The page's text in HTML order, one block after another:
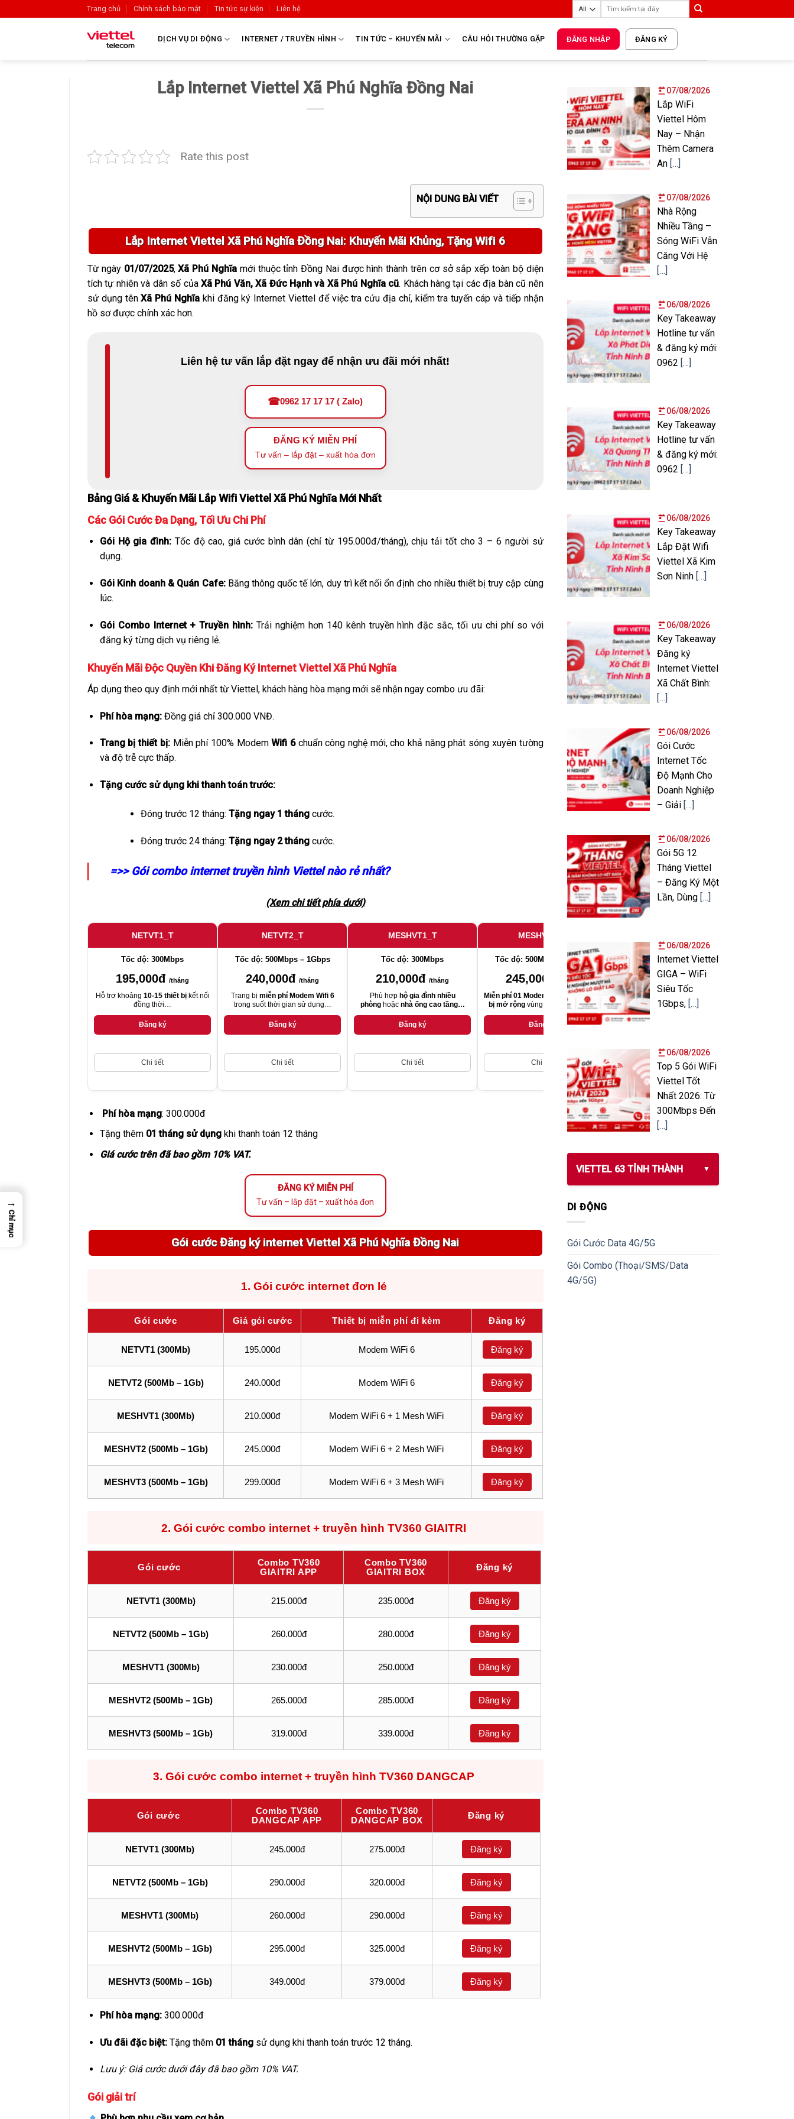
Trang chủ Chính sách bảo mật Tin tức sự kiện Liên hệ
DỊCH VỤ DI ĐỘNG INTERNET / TRUYỀN HÌNH TIN TỨC – KHUYẾN MÃI CÂU HỎI THƯỜNG GẶP ĐĂNG NHẬP ĐĂNG KÝ
07/08/2026
Lắp WiFi
Viettel Hôm
Nay – Nhận
Thêm Camera
An […]
07/08/2026
Nhà Rộng
Nhiều Tầng –
Sóng WiFi Vẫn
Căng Với Hệ
[…]
06/08/2026
Key Takeaway
Hotline tư vấn
& đăng ký mới:
0962 […]
06/08/2026
Key Takeaway
Hotline tư vấn
& đăng ký mới:
0962 […]
06/08/2026
Key Takeaway
Lắp Đặt Wifi
Viettel Xã Kim
Sơn Ninh […]
06/08/2026
Key Takeaway
Đăng ký
Internet Viettel
Xã Chất Bình:
[…]
06/08/2026
Gói Cước
Internet Tốc
Độ Mạnh Cho
Doanh Nghiệp
– Giải […]
06/08/2026
Gói 5G 12
Tháng Viettel
– Đăng Ký Một
Lần, Dùng […]
06/08/2026
Internet Viettel
GIGA – WiFi
Siêu Tốc
1Gbps, […]
06/08/2026
Top 5 Gói WiFi
Viettel Tốt
Nhất 2026: Từ
300Mbps Đến
[…]
VIETTEL 63 TỈNH THÀNH
DI ĐỘNG
Gói Cước Data 4G/5G
Gói Combo (Thoại/SMS/Data
4G/5G)
Lắp Internet Viettel Xã Phú Nghĩa Đồng Nai
Rate this post
NỘI DUNG BÀI VIẾT
Lắp Internet Viettel Xã Phú Nghĩa Đồng Nai: Khuyến Mãi Khủng, Tặng Wifi 6
Từ ngày 01/07/2025,Xã Phú Nghĩamới thuộc tỉnh Đồng Nai được hình thành trên cơ sở sắp xếp toàn bộ diện
tích tự nhiên và dân số của Xã Phú Văn, Xã Đức Hạnh và Xã Phú Nghĩa cũ. Khách hàng tại các địa bàn cũ nên
sử dụng tênXã Phú Nghĩa khi đăng ký Internet Viettel để việc tra cứu địa chỉ, kiểm tra tuyến cáp và tiếp nhận
hồ sơ được chính xác hơn.
Liên hệ tư vấn lắp đặt ngay để nhận ưu đãi mới nhất!
☎0962 17 17 17 ( Zalo)
ĐĂNG KÝ MIỄN PHÍ
Tư vấn – lắp đặt – xuất hóa đơn
Bảng Giá & Khuyến Mãi Lắp Wifi Viettel Xã Phú Nghĩa Mới Nhất
Các Gói Cước Đa Dạng, Tối Ưu Chi Phí
Gói Hộ gia đình: Tốc độ cao, giá cước bình dân (chỉ từ 195.000đ/tháng), chịu tải tốt cho 3 – 6 người sử
dụng.
Gói Kinh doanh & Quán Cafe:Băng thông quốc tế lớn, duy trì kết nối ổn định cho nhiều thiết bị truy cập cùng
lúc.
Gói Combo Internet + Truyền hình: Trải nghiệm hơn 140 kênh truyền hình đặc sắc, tối ưu chi phí so với
đăng ký từng dịch vụ riêng lẻ.
Khuyến Mãi Độc Quyền Khi Đăng Ký Internet Viettel Xã Phú Nghĩa
Áp dụng theo quy định mới nhất từ Viettel, khách hàng hòa mạng mới sẽ nhận ngay combo ưu đãi:
Phí hòa mạng:Đồng giá chỉ 300.000 VNĐ.
Trang bị thiết bị:Miễn phí 100% ModemWifi 6chuẩn công nghệ mới, cho khả năng phát sóng xuyên tường
và độ trễ cực thấp.
Tặng cước sử dụng khi thanh toán trước:
Đóng trước 12 tháng: Tặng ngay 1 thángcước.
Đóng trước 24 tháng: Tặng ngay 2 thángcước.
=>> Gói combo internet truyền hình Viettel nào rẻ nhất?
(Xem chi tiết phía dưới)
NETVT1_T
Tốc độ: 300Mbps
195,000đ /tháng
Hỗ trợ khoảng 10-15 thiết bịkết nối
đồng thời…
Đăng ký
Chi tiết
NETVT2_T
Tốc độ: 500Mbps – 1Gbps
240,000đ /tháng
Trang bị miễn phí Modem Wifi 6
trong suốt thời gian sử dụng…
Đăng ký
Chi tiết
MESHVT1_T
Tốc độ: 300Mbps
210,000đ /tháng
Phù hợp hộ gia đình nhiều
phònghoặc nhà ống cao tầng…
Đăng ký
Chi tiết
MESHVT2_T
Tốc độ: 500Mbps – 1Gbps
245,000đ /tháng
Miễn phí 01 Modem Wifi 6 + 02 thiết
bị mở rộngvùng phủ MeshWifi…
Đăng ký
Chi tiết
Tốc độ: 500Mbps – 1Gbps
299,000đ
Miễn phí 01 Modem Wifi 6 + 03 thiết
bị mở rộng
vùng phủ MeshWifi…
Chi tiết
Phí hòa mạng: 300.000đ
Tặng thêm 01 tháng sử dụngkhi thanh toán 12 tháng
Giá cước trên đã bao gồm 10% VAT.
ĐĂNG KÝ MIỄN PHÍ
Tư vấn – lắp đặt – xuất hóa đơn
Gói cước Đăng ký internet Viettel Xã Phú Nghĩa Đồng Nai
1. Gói cước internet đơn lẻ
Gói cước Giá gói cước Thiết bị miễn phí đi kèm Đăng ký
NETVT1 (300Mb) 195.000đ Modem WiFi 6 Đăng ký
NETVT2 (500Mb – 1Gb) 240.000đ Modem WiFi 6 Đăng ký
MESHVT1 (300Mb) 210.000đ Modem WiFi 6 + 1 Mesh WiFi Đăng ký
MESHVT2 (500Mb – 1Gb) 245.000đ Modem WiFi 6 + 2 Mesh WiFi Đăng ký
MESHVT3 (500Mb – 1Gb) 299.000đ Modem WiFi 6 + 3 Mesh WiFi Đăng ký
2.Gói cước combo internet + truyền hình TV360 GIAITRI
Gói cước
Combo TV360
GIAITRI APP
Combo TV360
GIAITRI BOX
Đăng ký
NETVT1 (300Mb) 215.000đ 235.000đ Đăng ký
NETVT2 (500Mb – 1Gb) 260.000đ 280.000đ Đăng ký
MESHVT1 (300Mb) 230.000đ 250.000đ Đăng ký
MESHVT2 (500Mb – 1Gb) 265.000đ 285.000đ Đăng ký
MESHVT3 (500Mb – 1Gb) 319.000đ 339.000đ Đăng ký
3.Gói cước combo internet + truyền hình TV360 DANGCAP
Gói cước
Combo TV360
DANGCAP APP
Combo TV360
DANGCAP BOX
Đăng ký
NETVT1 (300Mb) 245.000đ 275.000đ Đăng ký
NETVT2 (500Mb – 1Gb) 290.000đ 320.000đ Đăng ký
MESHVT1 (300Mb) 260.000đ 290.000đ Đăng ký
MESHVT2 (500Mb – 1Gb) 295.000đ 325.000đ Đăng ký
MESHVT3 (500Mb – 1Gb) 349.000đ 379.000đ Đăng ký
Phí hòa mạng:300.000đ
Ưu đãi đặc biệt:Tặng thêm 01 thángsử dụng khi thanh toán trước 12 tháng.
Lưu ý: Giá cước dưới đây đã bao gồm 10% VAT.
Gói giải trí
→
Chỉ mục